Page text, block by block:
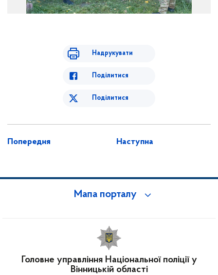
Надрукувати
Поділитися
Поділитися
Попередня Наступна
Мапа порталу
Головне управління Національної поліції у
Вінницькій області